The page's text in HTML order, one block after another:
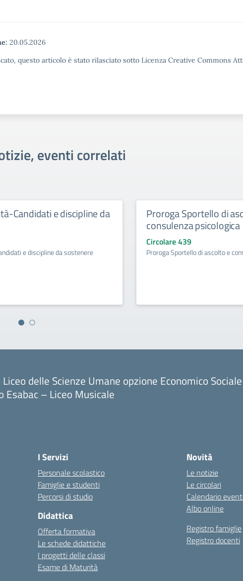
20.05.2026
questo articolo è stato rilasciato sotto Licenza Creative Commons
eventi correlati
Candidati e discipline da
e discipline da sostenere
Proroga Sportello di
consulenza psicologica
Circolare 439
Proroga Sportello di ascolto e
delle Scienze Umane opzione Economico
Esabac – Liceo Musicale
I Servizi
Personale scolastico
Famiglie e studenti
Percorsi di studio
Didattica
Offerta formativa
Le schede didattiche
I progetti delle classi
Esame di Maturità
Novità
Le notizie
Le circolari
Calendario eventi
Albo online
Registro famiglie
Registro docenti